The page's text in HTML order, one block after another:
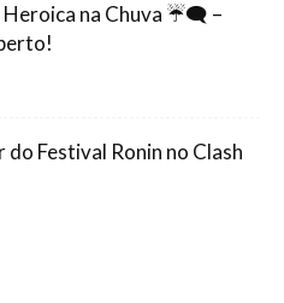
na Chuva ☔🗨️ –
Festival Ronin no Clash